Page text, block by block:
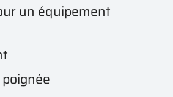
un équipement